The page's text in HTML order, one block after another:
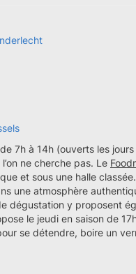
7h à 14h (ouverts les
ne cherche pas. Le
et sous une halle
une atmosphère
dégustation y proposent
le jeudi en saison de
se détendre, boire un